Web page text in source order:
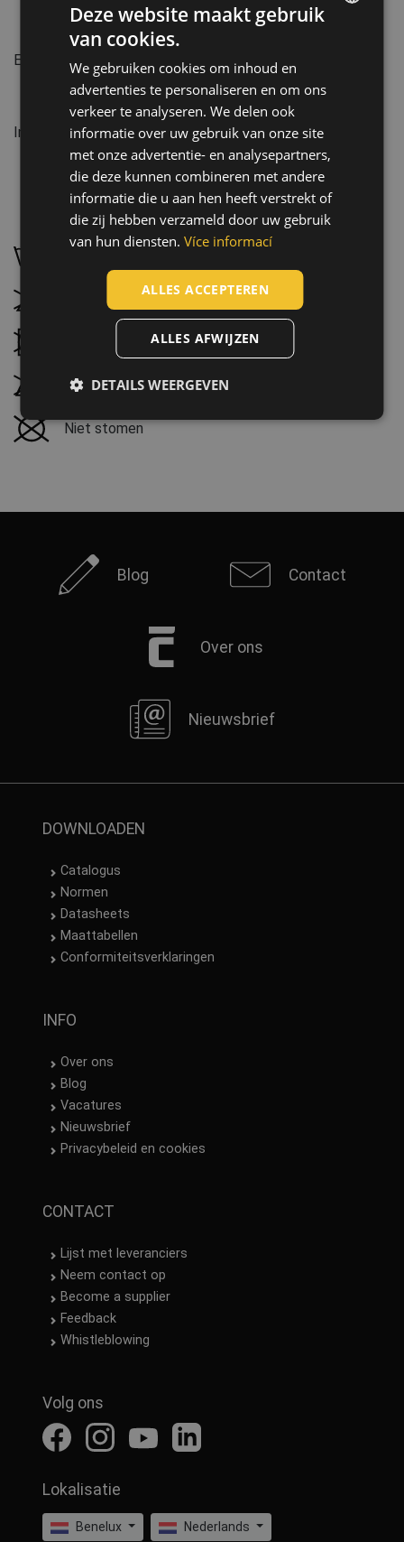
Normen:
EN ISO 13688
:2013+A1:2021
Kenmerken:
Industrie: Voeding en gezondheid
Onderhoud:
Droogtrommel niet mogelijk
Niet strijken
Niet stomen
Blog Contact
Over ons
Nieuwsbrief
DOWNLOADEN
Catalogus
Normen
Datasheets
Maattabellen
Conformiteitsverklaringen
INFO
Over ons
Blog
Vacatures
Nieuwsbrief
Privacybeleid en cookies
CONTACT
Lijst met leveranciers
Neem contact op
Become a supplier
Feedback
Whistleblowing
Volg ons
Lokalisatie
Benelux Nederlands
CZECH
SLOVAK
ROMANIAN
POLISH
GERMAN
SPANISH
Deze website maakt gebruik
van cookies.
We gebruiken cookies om inhoud en
advertenties te personaliseren en om ons
verkeer te analyseren. We delen ook
informatie over uw gebruik van onze site
met onze advertentie- en analysepartners,
die deze kunnen combineren met andere
informatie die u aan hen heeft verstrekt of
die zij hebben verzameld door uw gebruik
van hun diensten. Více informací
ALLES ACCEPTEREN
ALLES AFWIJZEN
DETAILS WEERGEVEN